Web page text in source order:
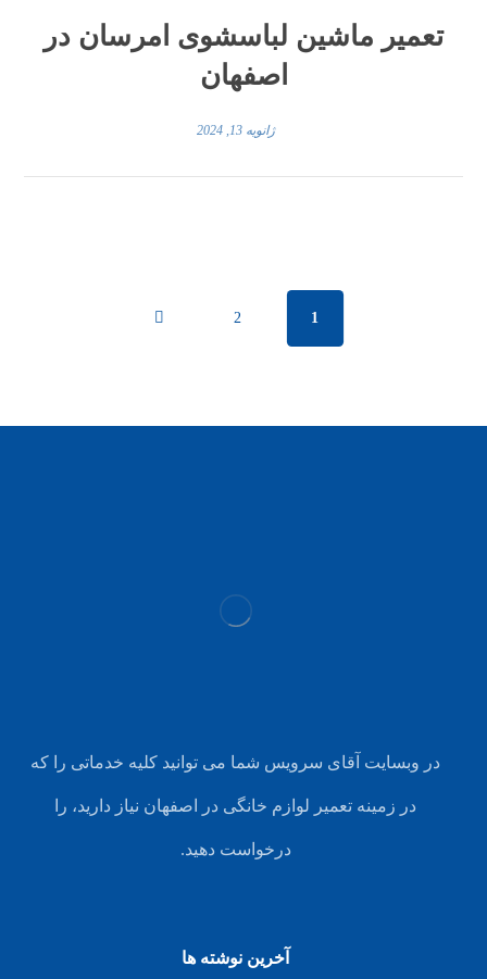
تعمیر ماشین لباسشوی امرسان در
اصفهان
ژانویه 13, 2024
1
2
در وبسایت آقای سرویس شما می توانید کلیه خدماتی را که
در زمینه تعمیر لوازم خانگی در اصفهان نیاز دارید، را
درخواست دهید.
آخرین نوشته ها